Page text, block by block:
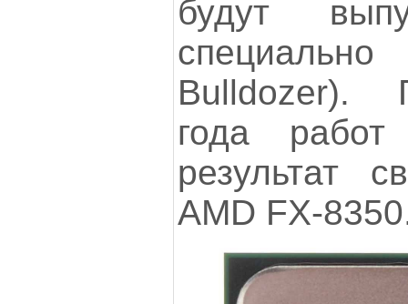
будут
Bulldozer).
года
результат
AMD FX-